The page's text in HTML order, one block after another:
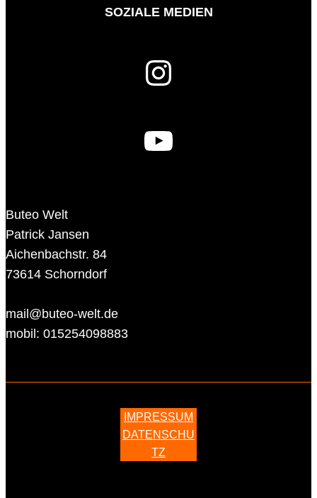
SOZIALE MEDIEN
Instagram
YouTube
Buteo Welt
Patrick Jansen
Aichenbachstr. 84
73614 Schorndorf
mail@buteo-welt.de
mobil: 015254098883
IMPRESSUM
DATENSCHU
TZ